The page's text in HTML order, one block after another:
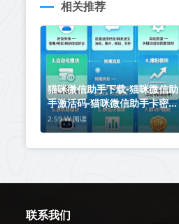
相关推荐
猫咪微信助手下载-猫咪微信助
手激活码-猫咪微信助手卡密-
猫咪微信助手群发工具-猫咪微
信助手加人拓客神器
2.59 W 阅读
联系我们